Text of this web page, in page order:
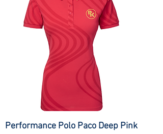
Performance Polo Paco Deep Pink